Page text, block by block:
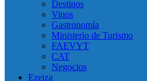
Destinos
Vinos
Gastronomía
Ministerio de Turismo
FAEVYT
CAT
Negocios
Ezeiza